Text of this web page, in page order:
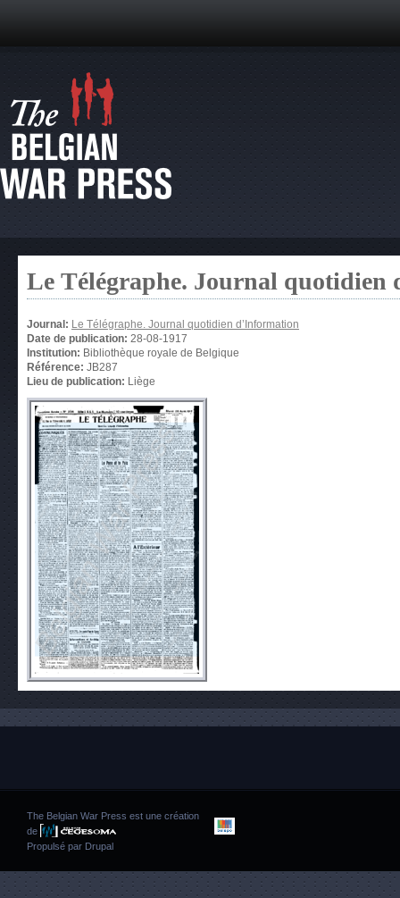
Le Télégraphe. Journal quotidien
Journal: Le Télégraphe. Journal quotidien d’Information
Date de publication: 28-08-1917
Institution: Bibliothèque royale de Belgique
Référence: JB287
Lieu de publication: Liège
The Belgian War Press est une création
de
Propulsé par Drupal